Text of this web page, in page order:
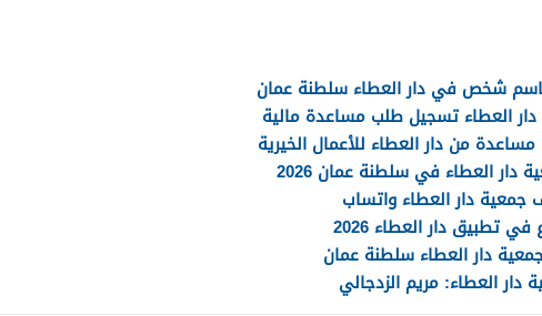
شخص في دار العطاء سلطنة عمان
العطاء تسجيل طلب مساعدة مالية
من دار العطاء للأعمال الخيرية
دار العطاء في سلطنة عمان 2026
جمعية دار العطاء واتساب
تطبيق دار العطاء 2026
دار العطاء سلطنة عمان
دار العطاء: مريم الزدجالي